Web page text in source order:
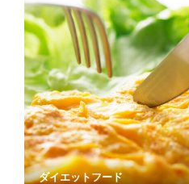
ダイエットフード